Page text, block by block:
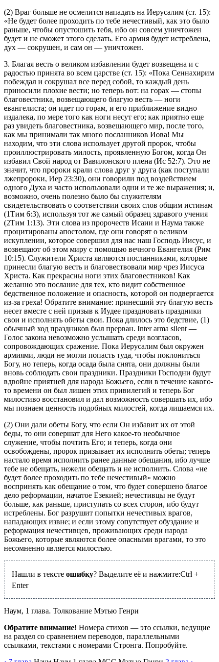
(2) Враг больше не осмелится нападать на Иерусалим (ст. 15):
«Не будет более проходить по тебе нечестивый, как это было
раньше, чтобы опустошить тебя, ибо он совсем уничтожен
будет и не сможет этого сделать. Его армия будет истреблена,
дух — сокрушен, и сам он — уничтожен.
3. Благая весть о великом избавлении будет возвещена и с
радостью принята во всем царстве (ст. 15): «Пока Сеннахирим
побеждал и сокрушал все перед собой, то каждый день
приносили плохие вести; но теперь вот: на горах — стопы
благовестника, возвещающего благую весть — ноги
евангелиста; он идет по горам, и его приближение видно
издалека, по мере того как ноги несут его; как приятно еще
раз увидеть благовестника, возвещающего мир, после того,
как мы принимали так много посланников Иова! Мы
находим, что эти слова использует другой пророк, чтобы
проиллюстрировать милость, проявленную Богом, когда Он
избавил Свой народ от Вавилонского плена (Ис 52:7). Это не
значит, что пророки крали слова друг у друга (как поступали
лжепророки, Иер 23:30), они говорили под воздействием
одного Духа и часто использовали одни и те же выражения; и,
возможно, очень полезно было бы служителям
свидетельствовать о соответствии своих слов общим истинам
(1Тим 6:3), используя тот же самый образец здравого учения
(2Тим 1:13). Эти слова из пророчеств Исаии и Наума также
процитированы апостолом, где они говорят о великом
искуплении, которое совершил для нас наш Господь Иисус, и
возвещают об этом миру с помощью вечного Евангелия (Рим
10:15). Служители Христа являются посланниками, которые
принесли благую весть и благовествовали мир чрез Иисуса
Христа. Как прекрасны ноги этих благовестников! Как
желанно это послание для тех, кто видит собственное
бедственное положение и опасность, которой он подвергается
из-за греха! Обратите внимание: принесший эту благую весть
несет вместе с ней призыв к Иудее праздновать праздники
свои и исполнять обеты свои. Пока длилось это бедствие, (1)
обычный ход праздников был прерван. Inter arma silent —
Голос закона невозможно услышать среди возгласов,
сопровождающих сражение. Пока Иерусалим был окружен
армиями, люди не могли попасть туда, чтобы поклониться
Богу, но теперь, когда осада была снята, они должны были
вновь соблюдать свои праздники. Праздники Господни будут
вдвойне приятней для народа Божьего, если в течение какого-
то времени он был лишен этих привилегий и теперь Бог
милостиво восстановил и дал возможность совершать их, ибо
мы познаем ценность подобных милостей, когда лишаемся их.
(2) Они дали обеты Богу, что если Он избавит их от этой
беды, то они совершат для Него какое-то необычное
служение, чтобы почтить Его; и теперь, когда они
освобождены, пророк призывает их исполнить обеты; теперь
настало время исполнить ранее данные обещания, ибо лучше
тебе не обещать, нежели обещать и не исполнить. Слова «не
будет более проходить по тебе нечестивый» можно
воспринять как обещание о том, что будет совершено благое
дело реформации, начатое Езекией; нечестивцы не будут
больше, как раньше, приступать со всех сторон, ибо будут
истреблены. Бог разрушит попытки нечестивых врагов,
нападающих извне; и если этому сопутствует обуздание и
реформация нечестивцев, проживающих среди народа
Божьего, которые являются более опасными врагами, то это
несомненно является милостью.
Нашли в тексте ошибку? Выделите её и нажмите:Ctrl +
Enter
Наум, 1 глава. Толкование Мэтью Генри
Обратите внимание! Номера стихов — это ссылки, ведущие
на раздел со сравнением переводов, параллельными
ссылками, текстами с номерами Стронга. Попробуйте.